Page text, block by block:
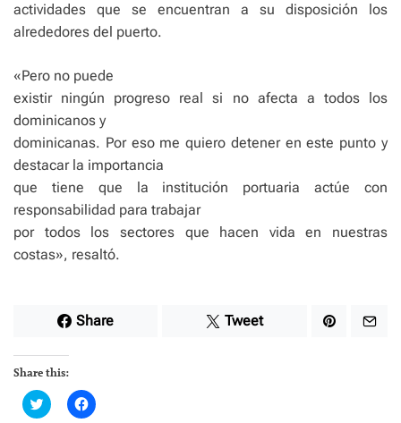
actividades que se encuentran a su disposición los
alrededores del puerto.
«Pero no puede
existir ningún progreso real si no afecta a todos los
dominicanos y
dominicanas. Por eso me quiero detener en este punto y
destacar la importancia
que tiene que la institución portuaria actúe con
responsabilidad para trabajar
por todos los sectores que hacen vida en nuestras
costas», resaltó.
Share Tweet
Share this:
C
l
C
l